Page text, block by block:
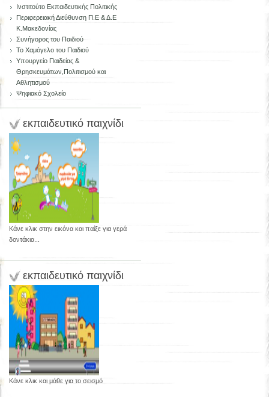
Ινστιτούτο Εκπαιδευτικής Πολιτικής
Περιφερειακή Διεύθυνση Π.Ε & Δ.Ε
Κ.Μακεδονίας
Συνήγορος του Παιδιού
Το Χαμόγελο του Παιδιού
Υπουργείο Παιδείας &
Θρησκευμάτων,Πολιτισμού και
Αθλητισμού
Ψηφιακό Σχολείο
εκπαιδευτικό παιχνίδι
Κάνε κλικ στην εικόνα και παίξε για γερά
δοντάκια...
εκπαιδευτικό παιχνίδι
Κάνε κλικ και μάθε για το σεισμό